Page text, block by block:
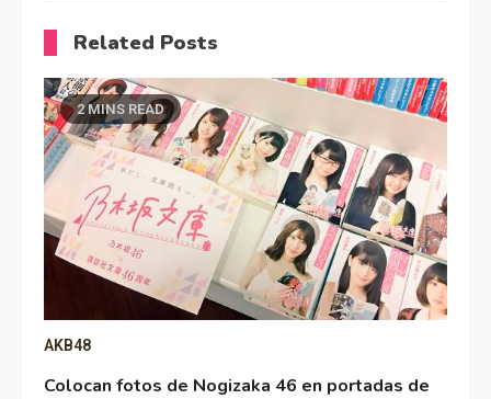
Related Posts
2 MINS READ
AKB48
Colocan fotos de Nogizaka 46 en portadas de